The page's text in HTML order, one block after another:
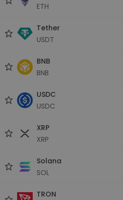
ETH
Tether
USDT
BNB
BNB
USDC
USDC
XRP
XRP
Solana
SOL
TRON